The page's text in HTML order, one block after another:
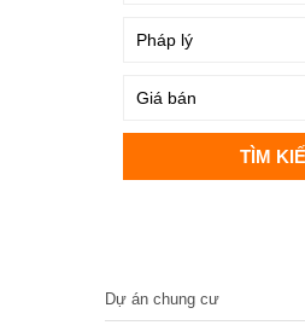
Dự án chung cư